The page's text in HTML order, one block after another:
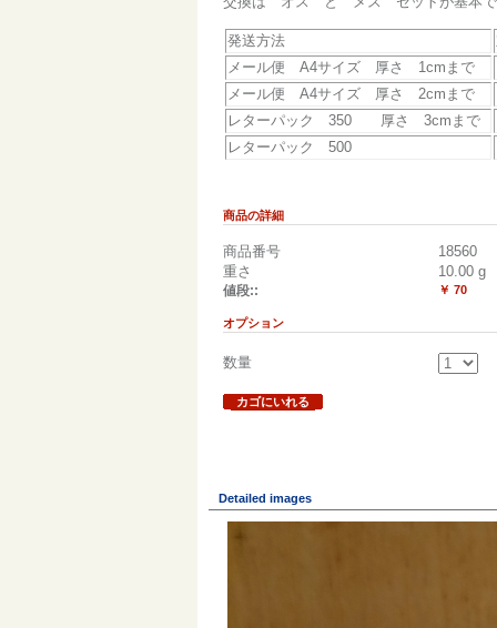
発送方法
メール便 A4サイズ 厚さ 1cmまで
メール便 A4サイズ 厚さ 2cmまで
レターパック 350 厚さ 3cmまで
レターパック 500
商品の詳細
商品番号
18560
重さ
10.00 g
値段:: ￥ 70
オプション
数量
カゴにいれる
Detailed images